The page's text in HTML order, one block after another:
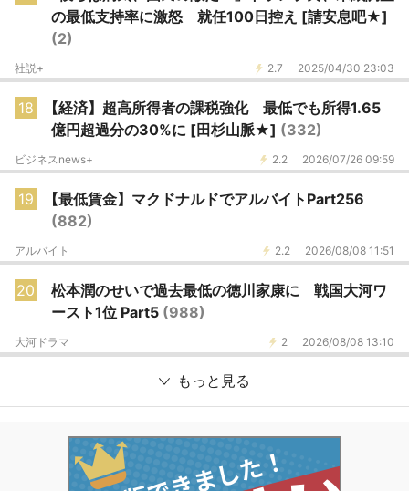
の最低支持率に激怒 就任100日控え [請安息吧★]
(2)
2.7 2025/04/30 23:03
社説+
18
【経済】超高所得者の課税強化 最低でも所得1.65
億円超過分の30%に [田杉山脈★] (332)
2.2 2026/07/26 09:59
ビジネスnews+
19
【最低賃金】マクドナルドでアルバイトPart256
(882)
2.2 2026/08/08 11:51
アルバイト
20
松本潤のせいで過去最低の徳川家康に 戦国大河ワ
ースト1位 Part5 (988)
2 2026/08/08 13:10
大河ドラマ
もっと見る